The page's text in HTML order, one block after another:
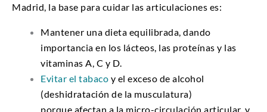
Madrid, la base para cuidar las articulaciones es:
Mantener una dieta equilibrada, dando
importancia en los lácteos, las proteínas y las
vitaminas A, C y D.
Evitar el tabaco y el exceso de alcohol
(deshidratación de la musculatura)
porque afectan a la micro-circulación articular, y